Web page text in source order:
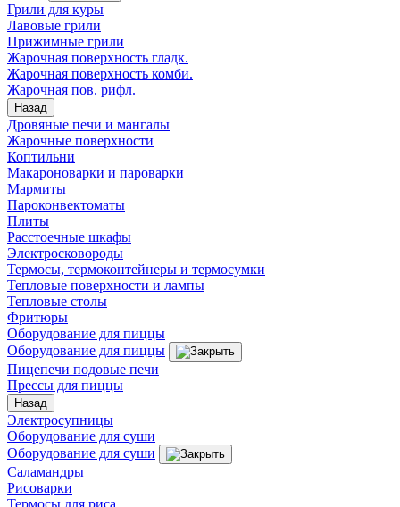
Грили для куры
Лавовые грили
Прижимные грили
Жарочная поверхность гладк.
Жарочная поверхность комби.
Жарочная пов. рифл.
Назад
Дровяные печи и мангалы
Жарочные поверхности
Коптильни
Макароноварки и пароварки
Мармиты
Пароконвектоматы
Плиты
Расстоечные шкафы
Электросковороды
Термосы, термоконтейнеры и термосумки
Тепловые поверхности и лампы
Тепловые столы
Фритюры
Оборудование для пиццы
Оборудование для пиццы
Пицепечи подовые печи
Прессы для пиццы
Назад
Электросупницы
Оборудование для суши
Оборудование для суши
Саламандры
Рисоварки
Термосы для риса